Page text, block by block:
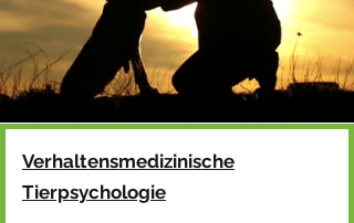
Verhaltensmedizinische
Tierpsychologie